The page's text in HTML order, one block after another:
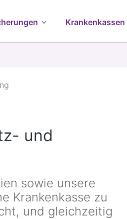
Krankenkassen
und
sowie unsere
Krankenkasse zu
und gleichzeitig